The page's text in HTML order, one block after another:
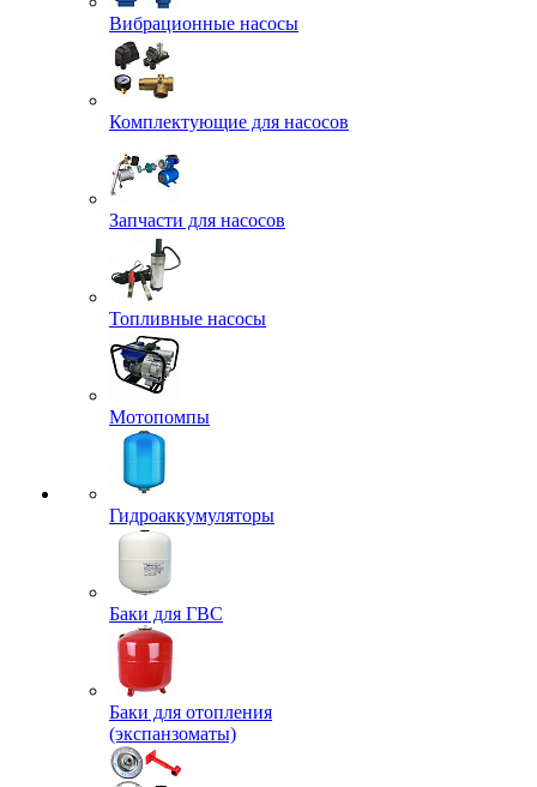
Вибрационные насосы
Комплектующие для насосов
Запчасти для насосов
Топливные насосы
Мотопомпы
Гидроаккумуляторы
Баки для ГВС
Баки для отопления
(экспанзоматы)